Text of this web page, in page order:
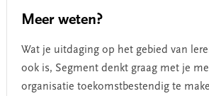
Meer weten?
Wat je uitdaging op het gebied van
ook is, Segment denkt graag met je
organisatie toekomstbestendig te